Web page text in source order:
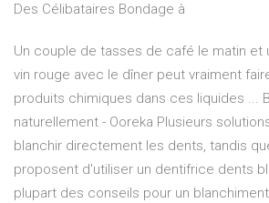
Des Célibataires Bondage à
Un couple de tasses de café le matin et
vin rouge avec le dîner peut vraiment
produits chimiques dans ces liquides ...
naturellement - Ooreka Plusieurs
blanchir directement les dents, tandis
proposent d'utiliser un dentifrice dents
plupart des conseils pour un